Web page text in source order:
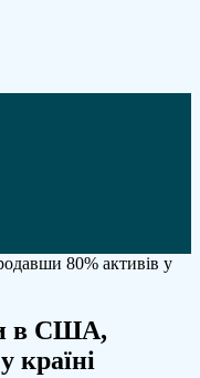
в США,
країні